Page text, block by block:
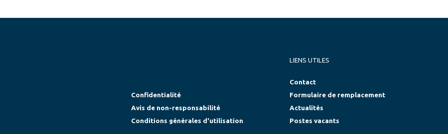
Confidentialité
Avis de non-responsabilité
Conditions générales d'utilisation
LIENS UTILES
Contact
Formulaire de remplacement
Actualités
Postes vacants